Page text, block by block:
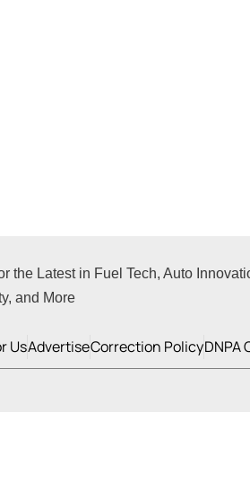
the Latest in Fuel Tech, Auto
and More
UsAdvertiseCorrection PolicyDNPA